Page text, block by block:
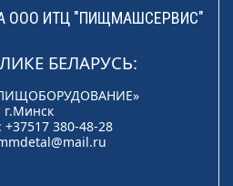
ООО ИТЦ "ПИЩМАШСЕРВИС"
БЕЛАРУСЬ:
г.Минск
+37517 380-48-28